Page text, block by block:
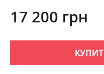
of
the
gallery
17 200 грн